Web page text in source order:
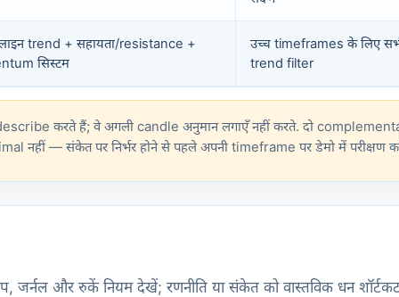
trend + सहायता/resistance +
सिस्टम
उच्च timeframes के लिए
trend filter
करते हैं; वे अगली candle अनुमान लगाएँ नहीं करते. दो
नहीं — संकेत पर निर्भर होने से पहले अपनी timeframe पर डेमो में परीक्षण
और रुकें नियम देखें; रणनीति या संकेत को वास्तविक धन